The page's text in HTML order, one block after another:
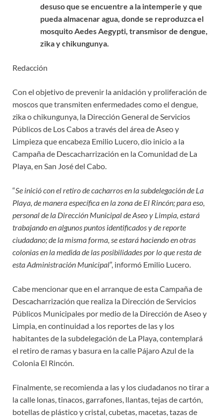
desuso que se encuentre a la intemperie y que
pueda almacenar agua, donde se reproduzca el
mosquito Aedes Aegypti, transmisor de dengue,
zika y chikungunya.
Redacción
Con el objetivo de prevenir la anidación y proliferación de
moscos que transmiten enfermedades como el dengue,
zika o chikungunya, la Dirección General de Servicios
Públicos de Los Cabos a través del área de Aseo y
Limpieza que encabeza Emilio Lucero, dio inicio a la
Campaña de Descacharrización en la Comunidad de La
Playa, en San José del Cabo.
“Se inició con el retiro de cacharros en la subdelegación de La
Playa, de manera específica en la zona de El Rincón; para eso,
personal de la Dirección Municipal de Aseo y Limpia, estará
trabajando en algunos puntos identificados y de reporte
ciudadano; de la misma forma, se estará haciendo en otras
colonias en la medida de las posibilidades por lo que resta de
esta Administración Municipal”, informó Emilio Lucero.
Cabe mencionar que en el arranque de esta Campaña de
Descacharrización que realiza la Dirección de Servicios
Públicos Municipales por medio de la Dirección de Aseo y
Limpia, en continuidad a los reportes de las y los
habitantes de la subdelegación de La Playa, contemplará
el retiro de ramas y basura en la calle Pájaro Azul de la
Colonia El Rincón.
Finalmente, se recomienda a las y los ciudadanos no tirar a
la calle lonas, tinacos, garrafones, llantas, tejas de cartón,
botellas de plástico y cristal, cubetas, macetas, tazas de